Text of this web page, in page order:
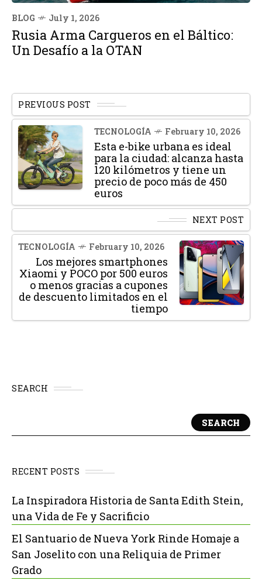
BLOG July 1, 2026
Rusia Arma Cargueros en el Báltico:
Un Desafío a la OTAN
PREVIOUS POST
TECNOLOGÍA February 10, 2026
Esta e-bike urbana es ideal
para la ciudad: alcanza hasta
120 kilómetros y tiene un
precio de poco más de 450
euros
NEXT POST
TECNOLOGÍA February 10, 2026
Los mejores smartphones
Xiaomi y POCO por 500 euros
o menos gracias a cupones
de descuento limitados en el
tiempo
SEARCH
SEARCH
RECENT POSTS
La Inspiradora Historia de Santa Edith Stein,
una Vida de Fe y Sacrificio
El Santuario de Nueva York Rinde Homaje a
San Joselito con una Reliquia de Primer
Grado